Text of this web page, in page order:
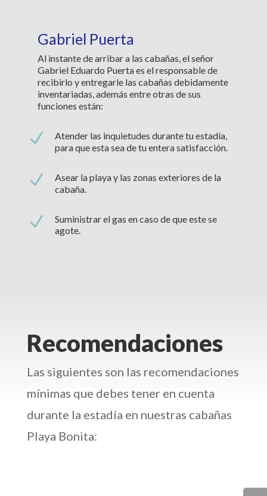
Gabriel Puerta
Al instante de arribar a las cabañas, el señor
Gabriel Eduardo Puerta es el responsable de
recibirlo y entregarle las cabañas debidamente
inventariadas, además entre otras de sus
funciones están:
N
Atender las inquietudes durante tu estadía,
para que esta sea de tu entera satisfacción.
N
Asear la playa y las zonas exteriores de la
cabaña.
N
Suministrar el gas en caso de que este se
agote.
Recomendaciones
Las siguientes son las recomendaciones
mínimas que debes tener en cuenta
durante la estadía en nuestras cabañas
Playa Bonita: